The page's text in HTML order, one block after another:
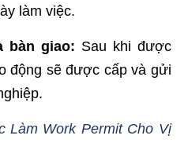
làm việc.
bàn giao: Sau khi được
động sẽ được cấp và gửi
Làm Work Permit Cho Vị